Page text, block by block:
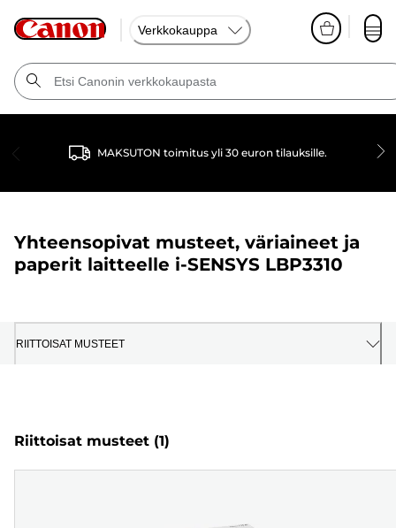
Verkkokauppa
MAKSUTON toimitus yli 30 euron tilauksille.
Yhteensopivat musteet, väriaineet ja
paperit laitteelle i-SENSYS LBP3310
RIITTOISAT MUSTEET
Riittoisat musteet (1)